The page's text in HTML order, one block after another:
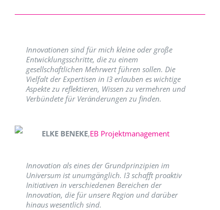
Innovationen sind für mich kleine oder große
Entwicklungsschritte, die zu einem
gesellschaftlichen Mehrwert führen sollen. Die
Vielfalt der Expertisen in I3 erlauben es wichtige
Aspekte zu reflektieren, Wissen zu vermehren und
Verbündete für Veränderungen zu finden.
ELKE BENEKE,EB Projektmanagement
Innovation als eines der Grundprinzipien im
Universum ist unumgänglich. I3 schafft proaktiv
Initiativen in verschiedenen Bereichen der
Innovation, die für unsere Region und darüber
hinaus wesentlich sind.